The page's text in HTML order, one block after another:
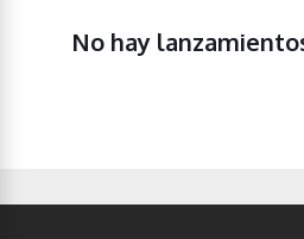
No hay